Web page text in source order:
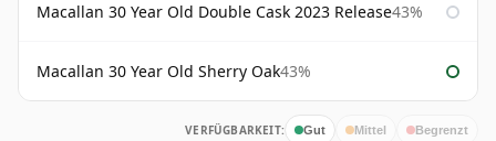
Macallan 30 Year Old Double Cask 2023 Release43%
Macallan 30 Year Old Sherry Oak43%
VERFÜGBARKEIT: Gut Mittel Begrenzt